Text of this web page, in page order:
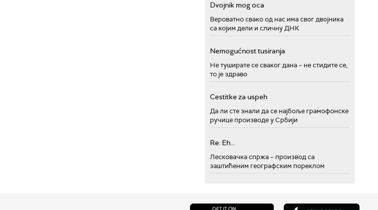
Dvojnik mog oca
Вероватно свако од нас има свог двојника
са којим дели и сличну ДНК
Nemogućnost tusiranja
Не туширате се сваког дана – не стидите се,
то је здраво
Cestitke za uspeh
Да ли сте знали да се најбоље грамофонске
ручице производе у Србији
Re: Eh...
Лесковачка спржа – производ са
заштићеним географским пореклом